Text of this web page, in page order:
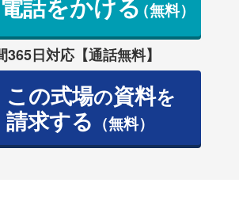
電話をかける（無料）
365日対応【通話無料】
この式場の資料を
請求する （無料）